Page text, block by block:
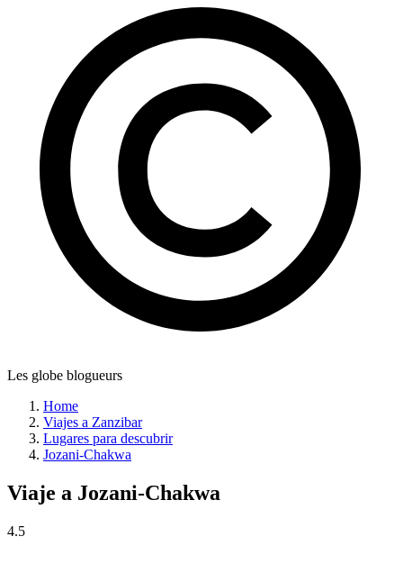
Les globe blogueurs
Home
Viajes a Zanzibar
Lugares para descubrir
Jozani-Chakwa
Viaje a Jozani-Chakwa
4.5